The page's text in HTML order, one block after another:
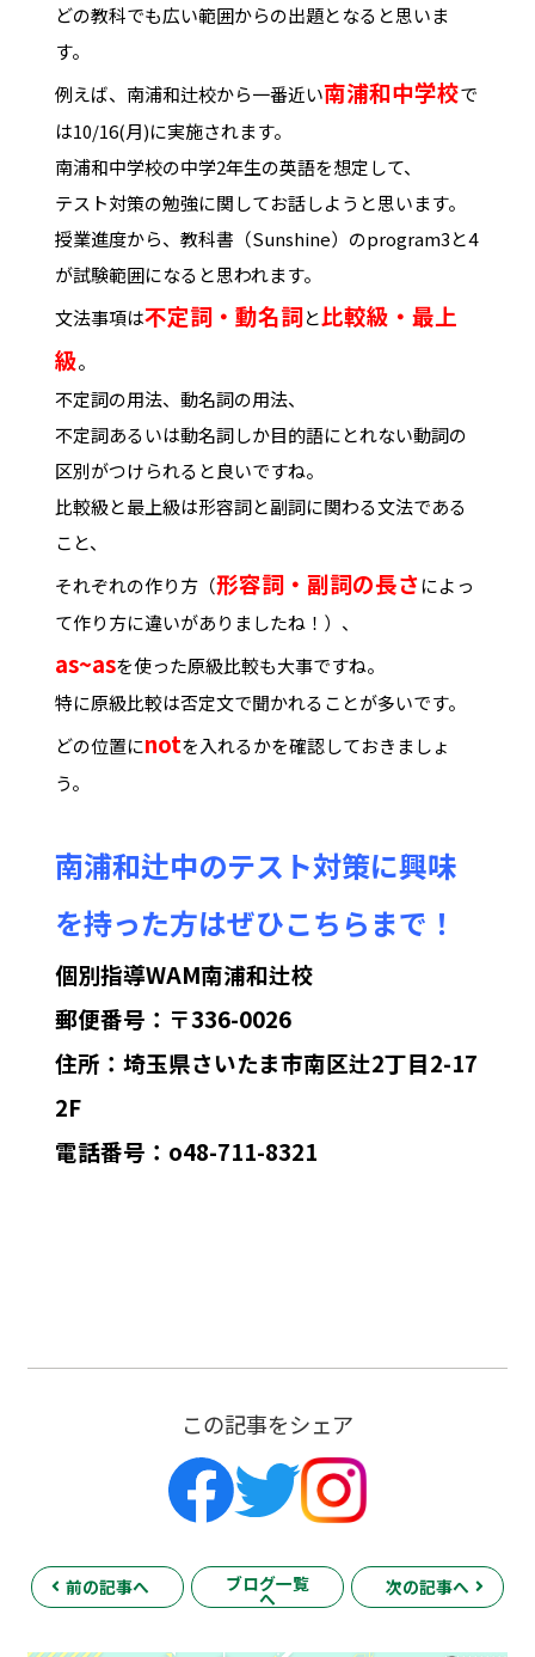
どの教科でも広い範囲からの出題となると思いま
す。
例えば、南浦和辻校から一番近い南浦和中学校で
は10/16(月)に実施されます。
南浦和中学校の中学2年生の英語を想定して、
テスト対策の勉強に関してお話しようと思います。
授業進度から、教科書（Sunshine）のprogram3と4
が試験範囲になると思われます。
文法事項は不定詞・動名詞と比較級・最上
級。
不定詞の用法、動名詞の用法、
不定詞あるいは動名詞しか目的語にとれない動詞の
区別がつけられると良いですね。
比較級と最上級は形容詞と副詞に関わる文法である
こと、
それぞれの作り方（形容詞・副詞の長さによっ
て作り方に違いがありましたね！）、
as~asを使った原級比較も大事ですね。
特に原級比較は否定文で聞かれることが多いです。
どの位置にnotを入れるかを確認しておきましょ
う。
南浦和辻中のテスト対策に興味
を持った方はぜひこちらまで！
個別指導WAM南浦和辻校
郵便番号：〒336-0026
住所：埼玉県さいたま市南区辻2丁目2-17
2F
電話番号：o48-711-8321
この記事をシェア
前の記事へ ブログ一覧
へ
次の記事へ